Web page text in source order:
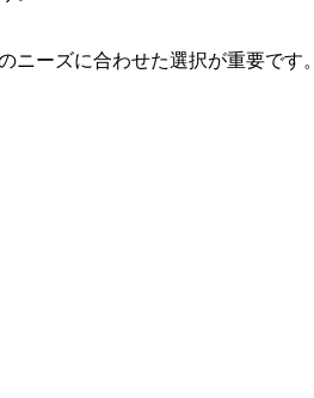
ニーズに合わせた選択が重要です。